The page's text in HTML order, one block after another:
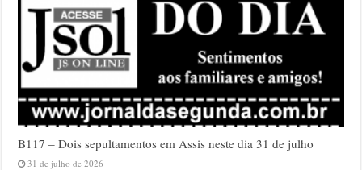
B117 – Dois sepultamentos em Assis neste dia 31 de julho
31 de julho de 2026